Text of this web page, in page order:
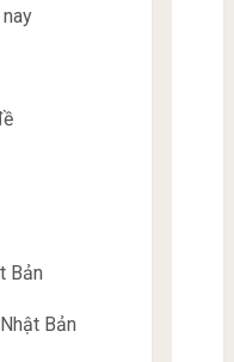
Bản
Bản